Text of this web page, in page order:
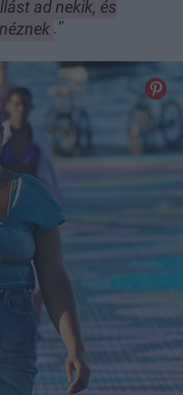
ad nekik, és
.”